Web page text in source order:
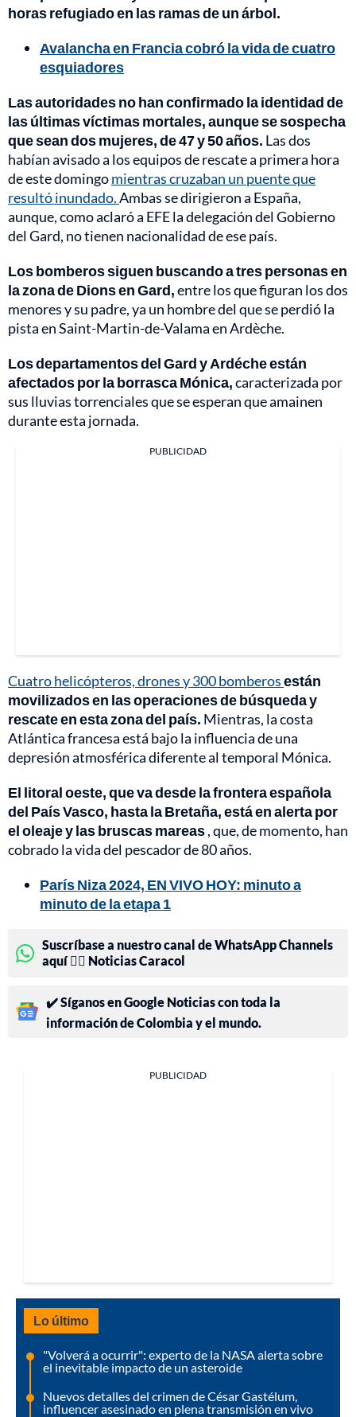
horas refugiado en las ramas de un árbol.
Avalancha en Francia cobró la vida de cuatro
esquiadores
Las autoridades no han confirmado la identidad de
las últimas víctimas mortales, aunque se sospecha
que sean dos mujeres, de 47 y 50 años. Las dos
habían avisado a los equipos de rescate a primera hora
de este domingomientras cruzaban un puente que
resultó inundado.Ambas se dirigieron a España,
aunque, como aclaró a EFE la delegación del Gobierno
del Gard, no tienen nacionalidad de ese país.
Los bomberos siguen buscando a tres personas en
la zona de Dions en Gard,entre los que figuran los dos
menores y su padre, ya un hombre del que se perdió la
pista en Saint-Martin-de-Valama en Ardèche.
Los departamentos del Gard y Ardéche están
afectados por la borrasca Mónica,caracterizada por
sus lluvias torrenciales que se esperan que amainen
durante esta jornada.
PUBLICIDAD
Cuatro helicópteros, drones y 300 bomberosestán
movilizados en las operaciones de búsqueda y
rescate en esta zona del país. Mientras, la costa
Atlántica francesa está bajo la influencia de una
depresión atmosférica diferente al temporal Mónica.
El litoral oeste, que va desde la frontera española
del País Vasco, hasta la Bretaña, está en alerta por
el oleaje y las bruscas mareas, que, de momento, han
cobrado la vida del pescador de 80 años.
París Niza 2024, EN VIVO HOY: minuto a
minuto de la etapa 1
Suscríbase a nuestro canal de WhatsApp Channels
aquí 👉🏻 Noticias Caracol
✔️ Síganos en Google Noticias con toda la
información de Colombia y el mundo.
PUBLICIDAD
Lo último
"Volverá a ocurrir": experto de la NASA alerta sobre
el inevitable impacto de un asteroide
Nuevos detalles del crimen de César Gastélum,
influencer asesinado en plena transmisión en vivo